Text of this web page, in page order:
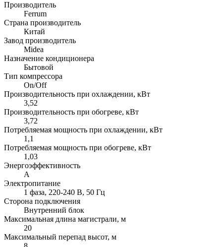
Производитель
Ferrum
Страна производитель
Китай
Завод производитель
Midea
Назначение кондиционера
Бытовой
Тип компрессора
On/Off
Производительность при охлаждении, кВт
3,52
Производительность при обогреве, кВт
3,72
Потребляемая мощность при охлаждении, кВт
1,1
Потребляемая мощность при обогреве, кВт
1,03
Энергоэффективность
A
Электропитание
1 фаза, 220-240 В, 50 Гц
Сторона подключения
Внутренний блок
Максимальная длина магистрали, м
20
Максимальный перепад высот, м